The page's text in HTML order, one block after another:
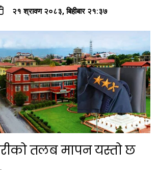
२१ श्रावण २०८३, बिहीबार २१:३७
तलब मापन यस्तो छ